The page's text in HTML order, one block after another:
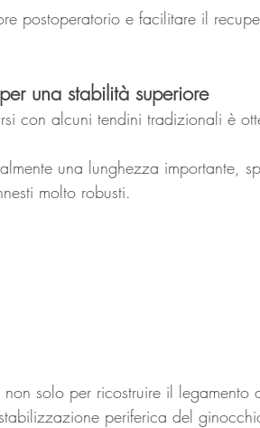
postoperatorio e facilitare il
una stabilità superiore
con alcuni tendini tradizionali è
una lunghezza importante,
molto robusti.
solo per ricostruire il legamento
periferica del